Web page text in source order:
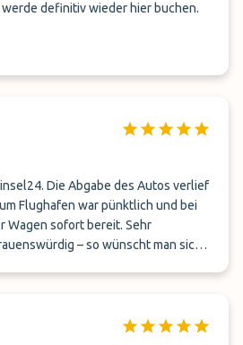
werde definitiv wieder hier buchen.
Die Abgabe des Autos verlief
Flughafen war pünktlich und bei
Wagen sofort bereit. Sehr
– so wünscht man sich